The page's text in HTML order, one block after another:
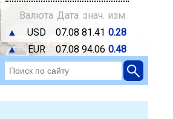
Валюта Дата знач. изм.
▲
USD 07.08 81.41 0.28
▲
EUR 07.08 94.06 0.48